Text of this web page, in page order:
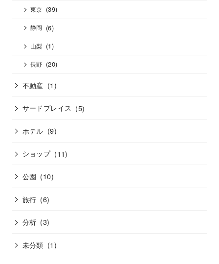
東京 (39)
静岡 (6)
山梨 (1)
長野 (20)
不動産 (1)
サードプレイス (5)
ホテル (9)
ショップ (11)
公園 (10)
旅行 (6)
分析 (3)
未分類 (1)